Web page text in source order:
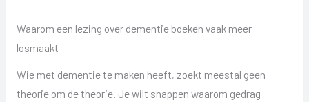
Waarom een lezing over dementie boeken vaak meer
losmaakt
Wie met dementie te maken heeft, zoekt meestal geen
theorie om de theorie. Je wilt snappen waarom gedrag